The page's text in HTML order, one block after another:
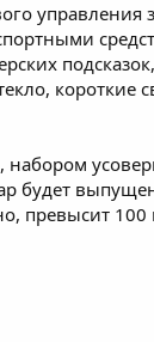
управления
короткие
набором
будет
превысит